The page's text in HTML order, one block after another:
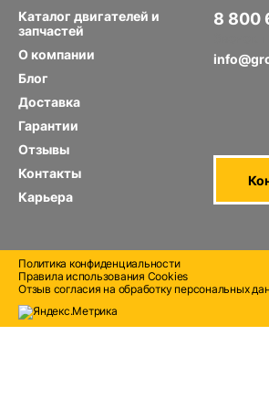
Каталог двигателей и
запчастей
О компании
Блог
Доставка
Гарантии
Отзывы
Контакты
Карьера
8 800
Политика конфиденциальности
Правила использования Cооkies
Отзыв согласия на обработку персональных